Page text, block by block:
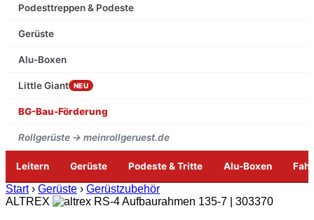
Podesttreppen & Podeste
Gerüste
Alu-Boxen
Little Giant NEU
BG-Bau-Förderung
Rollgerüste → meinrollgeruest.de
Leitern Gerüste Podeste & Tritte Alu-Boxen
Zum
Inhalt
Start › Gerüste › Gerüstzubehör
ALTREX